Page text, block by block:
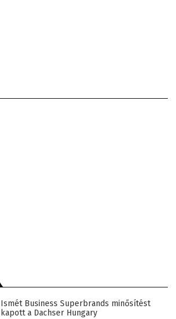
Ismét Business Superbrands minősítést
kapott a Dachser Hungary